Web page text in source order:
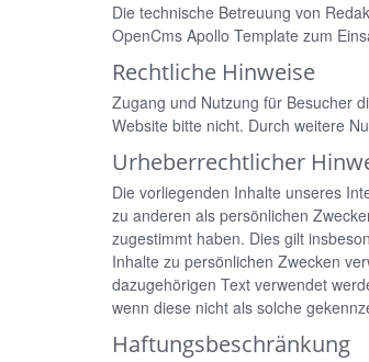
Die technische Betreuung von
OpenCms Apollo Template zum
Rechtliche Hinweise
Zugang und Nutzung für Besucher
Website bitte nicht. Durch weitere
Urheberrechtlicher
Die vorliegenden Inhalte unseres
zu anderen als persönlichen
zugestimmt haben. Dies gilt
Inhalte zu persönlichen Zwecken
dazugehörigen Text verwendet
wenn diese nicht als solche
Haftungsbeschränkung